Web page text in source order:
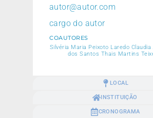
LOCAL
INSTITUIÇÃO
CRONOGRAMA
autor@autor.com
cargo do autor
COAUTORES
Silvéria Maria Peixoto Laredo Claudia
dos Santos Thais Martins